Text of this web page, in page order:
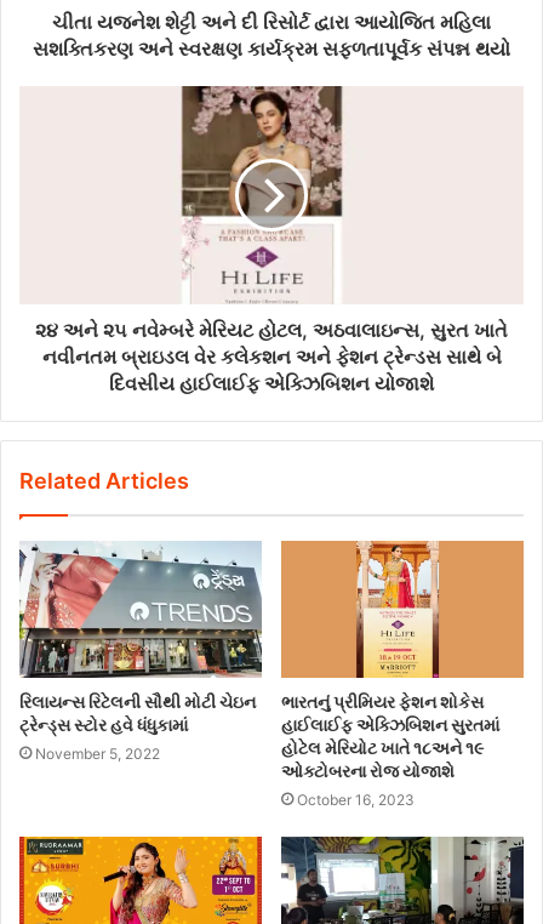
ચીતા યજનેશ શેટ્ટી અને દી રિસોર્ટ દ્વારા આયોજિત મહિલા
સશક્તિકરણ અને સ્વરક્ષણ કાર્યક્રમ સફળતાપૂર્વક સંપન્ન થયો
૨૪ અને ૨૫ નવેમ્બરે મેરિયટ હોટલ, અઠવાલાઇન્સ, સુરત ખાતે
નવીનતમ બ્રાઇડલ વેર કલેકશન અને ફેશન ટ્રેન્ડસ સાથે બે
દિવસીય હાઈલાઈફ એક્ઝિબિશન યોજાશે
Related Articles
રિલાયન્સ રિટેલની સૌથી મોટી ચેઇન
ટ્રેન્ડ્સ સ્ટોર હવે ધંધુકામાં
November 5, 2022
ભારતનું પ્રીમિયર ફેશન શોકેસ
હાઈલાઈફ એક્ઝિબિશન સુરતમાં
હોટેલ મેરિયોટ ખાતે ૧૮અને ૧૯
ઓક્ટોબરના રોજ યોજાશે
October 16, 2023